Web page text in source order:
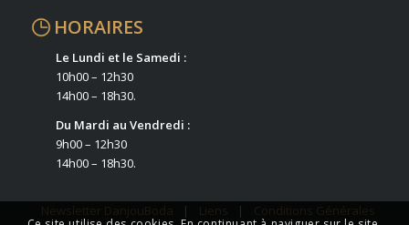
HORAIRES
Le Lundi et le Samedi :
10h00 – 12h30
14h00 – 18h30.
Du Mardi au Vendredi :
9h00 – 12h30
14h00 – 18h30.
Newsletter DanjouBoda | Liens |
Conditions Générales